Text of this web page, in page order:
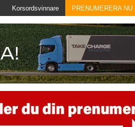
Korsordsvinnare PRENUMERERA NU